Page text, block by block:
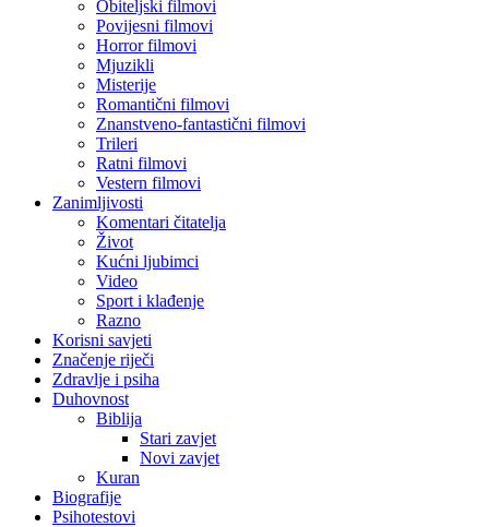
Obiteljski filmovi
Povijesni filmovi
Horror filmovi
Mjuzikli
Misterije
Romantični filmovi
Znanstveno-fantastični filmovi
Trileri
Ratni filmovi
Vestern filmovi
Zanimljivosti
Komentari čitatelja
Život
Kućni ljubimci
Video
Sport i klađenje
Razno
Korisni savjeti
Značenje riječi
Zdravlje i psiha
Duhovnost
Biblija
Stari zavjet
Novi zavjet
Kuran
Biografije
Psihotestovi